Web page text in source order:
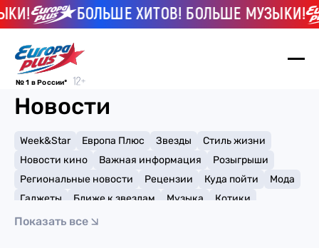
БОЛЬШЕ ХИТОВ! БОЛЬШЕ МУЗЫКИ!
№ 1 в России*
Новости
Week&Star Европа Плюс Звезды
Стиль жизни
Новости кино
Важная информация
Розыгрыши
Региональные новости
Рецензии Куда пойти
Мода
Гаджеты
Ближе к звездам Музыка
Котики
Мемы и тренды
Показать все